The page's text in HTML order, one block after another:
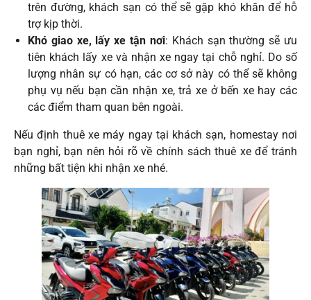
trên đường, khách sạn có thể sẽ gặp khó khăn để hỗ
trợ kịp thời.
Khó giao xe, lấy xe tận nơi: Khách sạn thường sẽ ưu
tiên khách lấy xe và nhận xe ngay tại chỗ nghỉ. Do số
lượng nhân sự có hạn, các cơ sở này có thể sẽ không
phụ vụ nếu bạn cần nhận xe, trả xe ở bến xe hay các
các điểm tham quan bên ngoài.
Nếu định thuê xe máy ngay tại khách sạn, homestay nơi
bạn nghỉ, bạn nên hỏi rõ về chính sách thuê xe để tránh
những bất tiện khi nhận xe nhé.